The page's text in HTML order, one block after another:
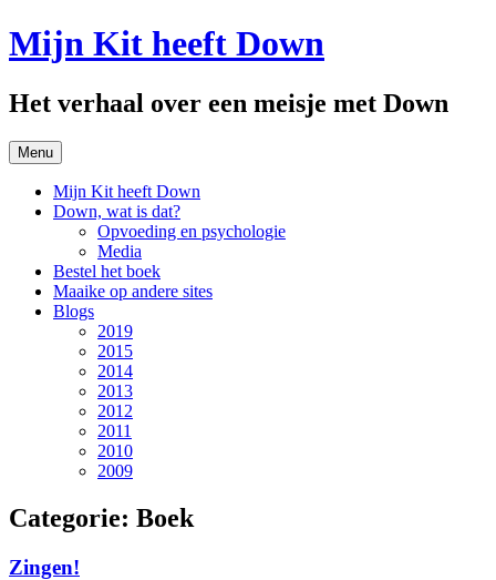
Spring
naar
Mijn Kit heeft Down
Het verhaal over een meisje met Down
Menu
Mijn Kit heeft Down
Down, wat is dat?
Opvoeding en psychologie
Media
Bestel het boek
Maaike op andere sites
Blogs
2019
2015
2014
2013
2012
2011
2010
2009
Categorie: Boek
Zingen!